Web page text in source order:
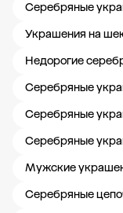
Серебряные
Украшения на
Недорогие
Серебряные
Серебряные
Серебряные
Мужские
Серебряные